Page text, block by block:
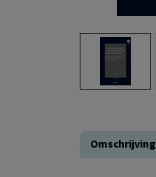
Omschrijving